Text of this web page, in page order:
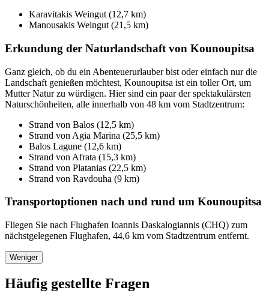
Karavitakis Weingut (12,7 km)
Manousakis Weingut (21,5 km)
Erkundung der Naturlandschaft von Kounoupitsa
Ganz gleich, ob du ein Abenteuerurlauber bist oder einfach nur die
Landschaft genießen möchtest, Kounoupitsa ist ein toller Ort, um
Mutter Natur zu würdigen. Hier sind ein paar der spektakulärsten
Naturschönheiten, alle innerhalb von 48 km vom Stadtzentrum:
Strand von Balos (12,5 km)
Strand von Agia Marina (25,5 km)
Balos Lagune (12,6 km)
Strand von Afrata (15,3 km)
Strand von Platanias (22,5 km)
Strand von Ravdouha (9 km)
Transportoptionen nach und rund um Kounoupitsa
Fliegen Sie nach Flughafen Ioannis Daskalogiannis (CHQ) zum
nächstgelegenen Flughafen, 44,6 km vom Stadtzentrum entfernt.
Weniger
Häufig gestellte Fragen